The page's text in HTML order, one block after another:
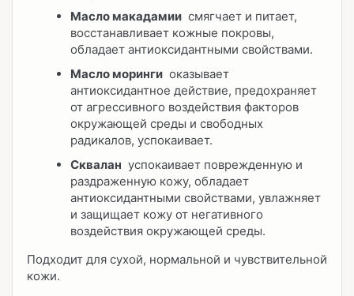
Масло макадамии смягчает и питает,
восстанавливает кожные покровы,
обладает антиоксидантными свойствами.
Масло моринги оказывает
антиоксидантное действие, предохраняет
от агрессивного воздействия факторов
окружающей среды и свободных
радикалов, успокаивает.
Сквалан успокаивает поврежденную и
раздраженную кожу, обладает
антиоксидантными свойствами, увлажняет
и защищает кожу от негативного
воздействия окружающей среды.
Подходит для сухой, нормальной и чувствительной
кожи.